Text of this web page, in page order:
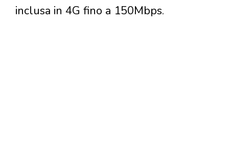
inclusa in 4G fino a 150Mbps.